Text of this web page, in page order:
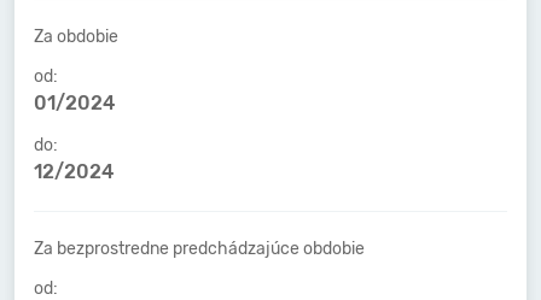
Za obdobie
od:
01/2024
do:
12/2024
Za bezprostredne predchádzajúce obdobie
od: